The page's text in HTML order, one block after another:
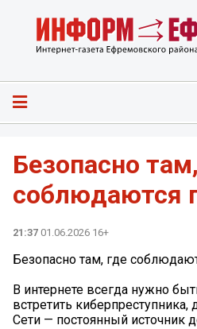
Безопасно
соблюдаются
21:37 01.06.2026 16+
Безопасно там, где
В интернете всегда нужно
встретить
Сети — постоянный источник